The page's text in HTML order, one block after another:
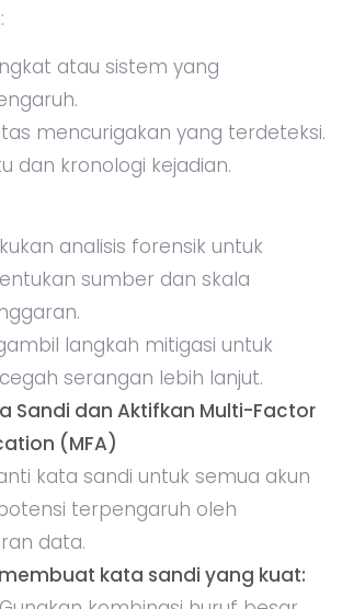
atau sistem yang
mencurigakan yang terdeteksi.
dan kronologi kejadian.
analisis forensik untuk
sumber dan skala
langkah mitigasi untuk
serangan lebih lanjut.
Sandi dan Aktifkan Multi-Factor
(MFA)
kata sandi untuk semua akun
terpengaruh oleh
data.
kata sandi yang kuat: